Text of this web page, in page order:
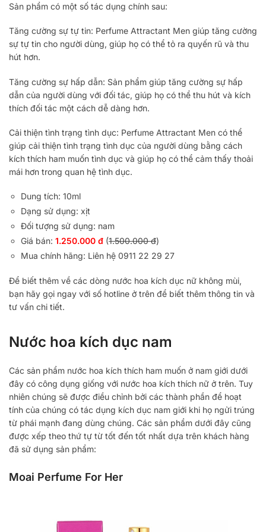
Sản phẩm có một số tác dụng chính sau:
Tăng cường sự tự tin: Perfume Attractant Men giúp tăng cường
sự tự tin cho người dùng, giúp họ có thể tỏ ra quyến rũ và thu
hút hơn.
Tăng cường sự hấp dẫn: Sản phẩm giúp tăng cường sự hấp
dẫn của người dùng với đối tác, giúp họ có thể thu hút và kích
thích đối tác một cách dễ dàng hơn.
Cải thiện tình trạng tình dục: Perfume Attractant Men có thể
giúp cải thiện tình trạng tình dục của người dùng bằng cách
kích thích ham muốn tình dục và giúp họ có thể cảm thấy thoải
mái hơn trong quan hệ tình dục.
Dung tích: 10ml
Dạng sử dụng: xịt
Đối tượng sử dụng: nam
Giá bán: 1.250.000 đ (1.500.000 đ)
Mua chính hãng: Liên hệ 0911 22 29 27
Để biết thêm về các dòng nước hoa kích dục nữ không mùi,
bạn hãy gọi ngay với số hotline ở trên để biết thêm thông tin và
tư vấn chi tiết.
Nước hoa kích dục nam
Các sản phẩm nước hoa kích thích ham muốn ở nam giới dưới
đây có công dụng giống với nước hoa kích thích nữ ở trên. Tuy
nhiên chúng sẽ được điều chỉnh bởi các thành phần để hoạt
tính của chúng có tác dụng kích dục nam giới khi họ ngửi trúng
từ phái mạnh đang dùng chúng. Các sản phẩm dưới đây cũng
được xếp theo thứ tự từ tốt đến tốt nhất dựa trên khách hàng
đã sử dụng sản phẩm:
Moai Perfume For Her